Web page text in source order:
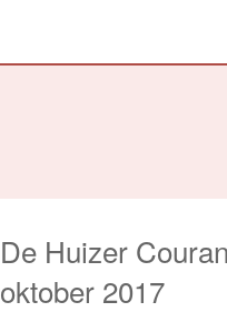
De Huizer
oktober 2017